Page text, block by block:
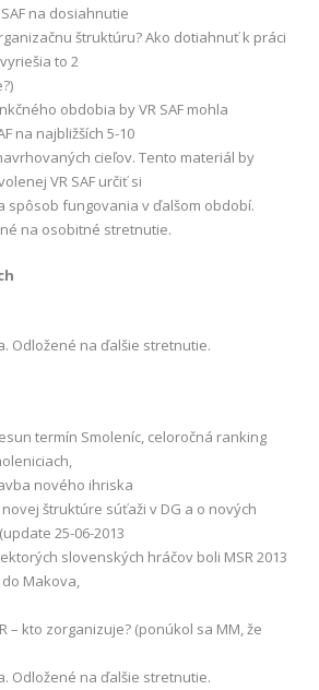
na dosiahnutie
štruktúru? Ako dotiahnuť k práci
to 2
obdobia by VR SAF mohla
na najbližších 5-10
cieľov. Tento materiál by
VR SAF určiť si
spôsob fungovania v ďalšom období.
na osobitné stretnutie.
Odložené na ďalšie stretnutie.
termín Smoleníc, celoročná ranking
nového ihriska
štruktúre súťaži v DG a o nových
25-06-2013
slovenských hráčov boli MSR 2013
Makova,
– kto zorganizuje? (ponúkol sa MM, že
Odložené na ďalšie stretnutie.